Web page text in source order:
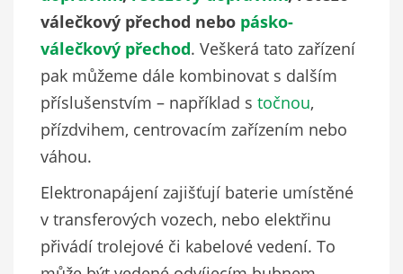
válečkový přechod nebo pásko-
válečkový přechod. Veškerá tato zařízení
pak můžeme dále kombinovat s dalším
příslušenstvím – například s točnou,
přízdvihem, centrovacím zařízením nebo
váhou.
Elektronapájení zajišťují baterie umístěné
v transferových vozech, nebo elektřinu
přivádí trolejové či kabelové vedení. To